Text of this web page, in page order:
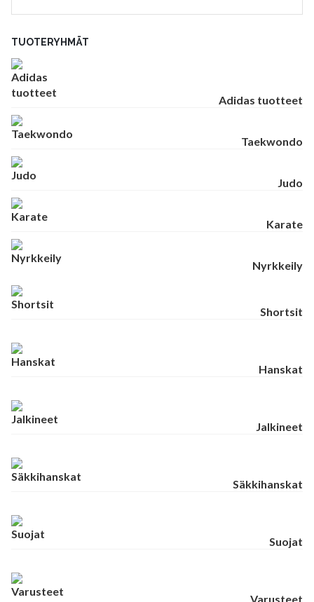
TUOTERYHMÄT
Adidas tuotteet
Taekwondo
Judo
Karate
Nyrkkeily
Shortsit
Hanskat
Jalkineet
Säkkihanskat
Suojat
Varusteet